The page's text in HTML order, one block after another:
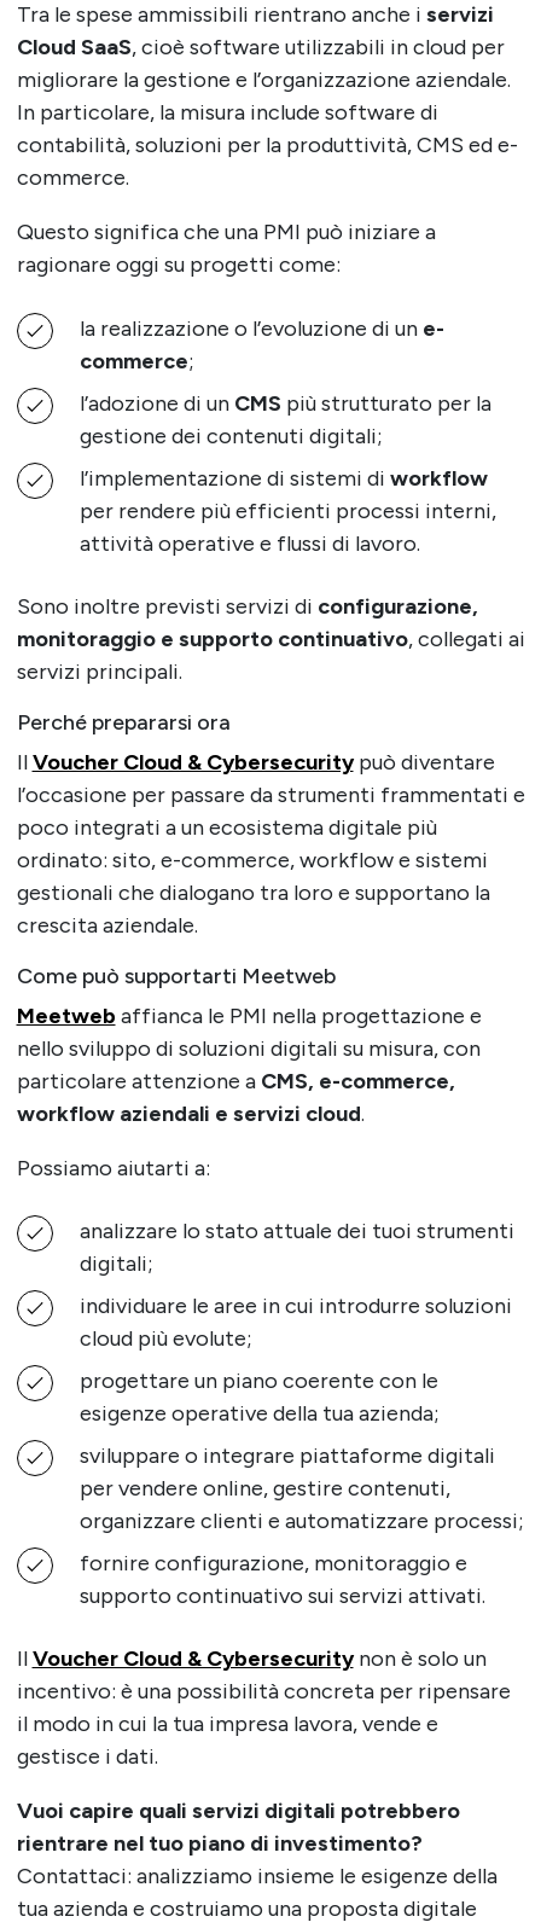
Tra le spese ammissibili rientrano anche i servizi
Cloud SaaS, cioè software utilizzabili in cloud per
migliorare la gestione e l’organizzazione aziendale.
In particolare, la misura include software di
contabilità, soluzioni per la produttività, CMS ed e-
commerce.
Questo significa che una PMI può iniziare a
ragionare oggi su progetti come:
la realizzazione o l’evoluzione di un e-
commerce;
l’adozione di un CMS più strutturato per la
gestione dei contenuti digitali;
l’implementazione di sistemi di workflow
per rendere più efficienti processi interni,
attività operative e flussi di lavoro.
Sono inoltre previsti servizi di configurazione,
monitoraggio e supporto continuativo, collegati ai
servizi principali.
Perché prepararsi ora
IlVoucher Cloud & Cybersecuritypuò diventare
l’occasione per passare da strumenti frammentati e
poco integrati a un ecosistema digitale più
ordinato: sito, e-commerce, workflow e sistemi
gestionali che dialogano tra loro e supportano la
crescita aziendale.
Come può supportarti Meetweb
Meetweb affianca le PMI nella progettazione e
nello sviluppo di soluzioni digitali su misura, con
particolare attenzione a CMS, e-commerce,
workflow aziendali e servizi cloud.
Possiamo aiutarti a:
analizzare lo stato attuale dei tuoi strumenti
digitali;
individuare le aree in cui introdurre soluzioni
cloud più evolute;
progettare un piano coerente con le
esigenze operative della tua azienda;
sviluppare o integrare piattaforme digitali
per vendere online, gestire contenuti,
organizzare clienti e automatizzare processi;
fornire configurazione, monitoraggio e
supporto continuativo sui servizi attivati.
IlVoucher Cloud & Cybersecuritynon è solo un
incentivo: è una possibilità concreta per ripensare
il modo in cui la tua impresa lavora, vende e
gestisce i dati.
Vuoi capire quali servizi digitali potrebbero
rientrare nel tuo piano di investimento?
Contattaci: analizziamo insieme le esigenze della
tua azienda e costruiamo una proposta digitale